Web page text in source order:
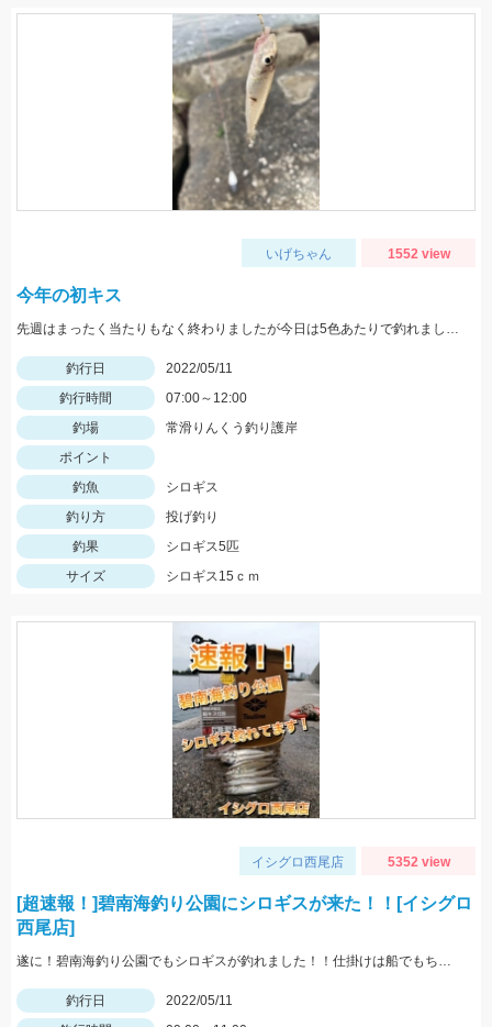
いげちゃん 1552 view
今年の初キス
先週はまったく当たりもなく終わりましたが今日は5色あたりで釣れました。ちょい投げではまだ難しいですがそろそろきてます！
釣行日
2022/05/11
釣行時間
07:00～12:00
釣場
常滑りんくう釣り護岸
ポイント
釣魚
シロギス
釣り方
投げ釣り
釣果
シロギス5匹
サイズ
シロギス15ｃｍ
イシグロ西尾店 5352 view
[超速報！]碧南海釣り公園にシロギスが来た！！[イシグロ
西尾店]
遂に！碧南海釣り公園でもシロギスが釣れました！！仕掛けは船でもちょい投げでも使いやすい「師崎沖船キス仕掛け」！えさは石ゴカイがオススメ♪
釣行日
2022/05/11